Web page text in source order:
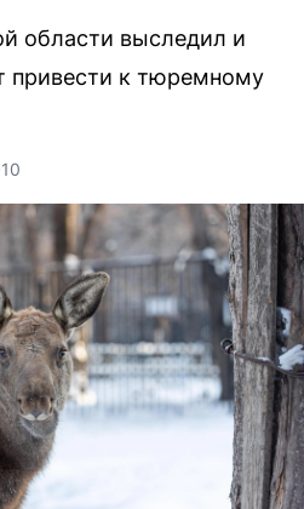
области выследил и
привести к тюремному
10